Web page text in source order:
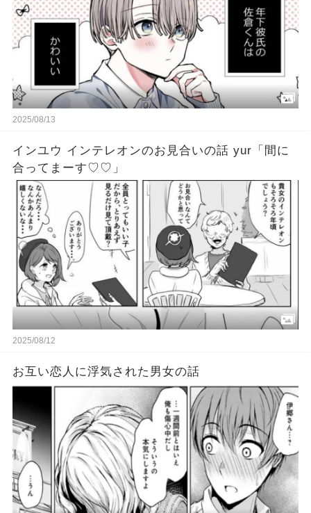
2025/08/13
インユウ インテレオンのお見合いの話 yur「間に
合ってまーす♡♡」
2025/08/12
お互い恋人に浮気された男女の話